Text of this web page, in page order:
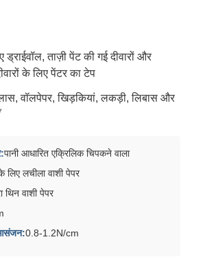
ड्राईवॉल, ताज़ी पेंट की गई दीवारों और
के लिए पेंटर का टेप
वॉलपेपर, खिड़कियां, लकड़ी, लिबास और
पानी आधारित एक्रिलिक चिपकने वाला
लिए लचीला वाशी पेपर
थिन वाशी पेपर
0.8-1.2N/cm